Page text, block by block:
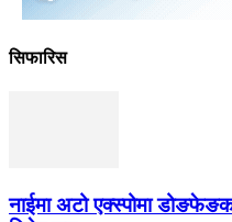
सिफारिस
नाईमा अटो एक्स्पोमा